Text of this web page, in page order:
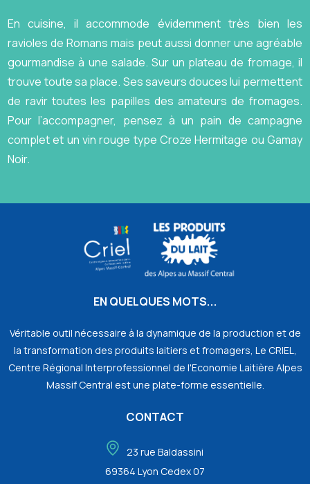
En cuisine, il accommode évidemment très bien les
ravioles de Romans mais peut aussi donner une agréable
gourmandise à une salade. Sur un plateau de fromage, il
trouve toute sa place. Ses saveurs douces lui permettent
de ravir toutes les papilles des amateurs de fromages.
Pour l’accompagner, pensez à un pain de campagne
complet et un vin rouge type Croze Hermitage ou Gamay
Noir.
EN QUELQUES MOTS...
Véritable outil nécessaire à la dynamique de la production et de
la transformation des produits laitiers et fromagers, Le CRIEL,
Centre Régional Interprofessionnel de l'Economie Laitière Alpes
Massif Central est une plate-forme essentielle.
CONTACT
23 rue Baldassini
69364 Lyon Cedex 07